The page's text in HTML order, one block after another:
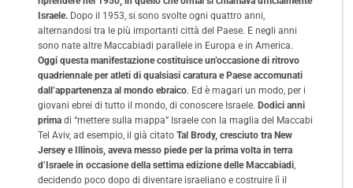
Israele. Dopo il 1953, si sono svolte ogni quattro anni,
alternandosi tra le più importanti città del Paese. E negli anni
sono nate altre Maccabiadi parallele in Europa e in America.
Oggi questa manifestazione costituisce un’occasione di ritrovo
quadriennale per atleti di qualsiasi caratura e Paese accomunati
dall’appartenenza al mondo ebraico. Ed è magari un modo, per i
giovani ebrei di tutto il mondo, di conoscere Israele. Dodici anni
prima di “mettere sulla mappa” Israele con la maglia del Maccabi
Tel Aviv, ad esempio, il già citato Tal Brody, cresciuto tra New
Jersey e Illinois, aveva messo piede per la prima volta in terra
d’Israele in occasione della settima edizione delle Maccabiadi
decidendo poco dopo di diventare israeliano e costruire lì il